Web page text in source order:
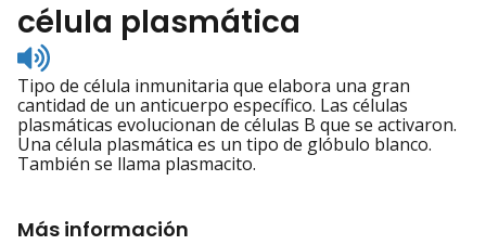
célula plasmática
Listen
to
pronunciation
Tipo de célula inmunitaria que elabora una gran
cantidad de un anticuerpo específico. Las células
plasmáticas evolucionan de células B que se activaron.
Una célula plasmática es un tipo de glóbulo blanco.
También se llama plasmacito.
Más información